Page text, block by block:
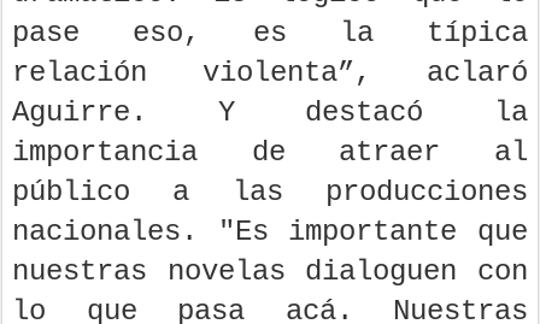
pase eso, es la típica
relación violenta”, aclaró
Aguirre. Y destacó la
importancia de atraer al
público a las producciones
nacionales. "Es importante que
nuestras novelas dialoguen con
lo que pasa acá. Nuestras